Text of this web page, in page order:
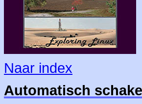
Naar index
Automatisch